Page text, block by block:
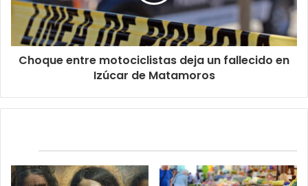
Choque entre motociclistas deja un fallecido en
Izúcar de Matamoros